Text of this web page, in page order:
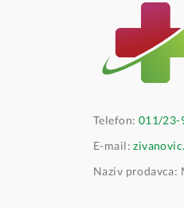
Telefon: 011/23-
E-mail:
Naziv prodavca: